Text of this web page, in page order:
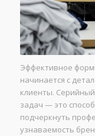
Эффективное
начинается с
клиенты.
задач — это
подчеркнуть
узнаваемость